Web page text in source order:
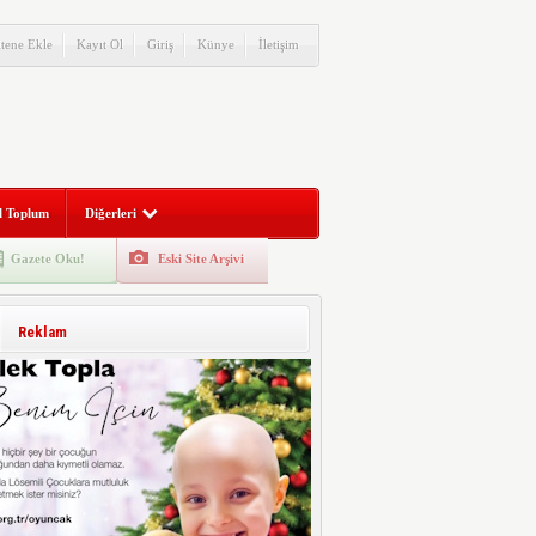
Ekle Kayıt Ol Giriş Künye İletişim
Toplum Diğerleri
Gazete Oku! Eski Site Arşivi
Reklam